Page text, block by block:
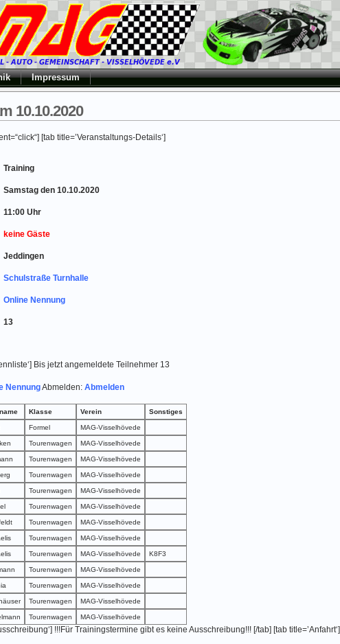
Impressum
10.10.2020
[tab title=’Veranstaltungs-Details‘]
Training
Samstag den 10.10.2020
11:00 Uhr
keine Gäste
Jeddingen
Schulstraße Turnhalle
Online Nennung
13
Bis jetzt angemeldete Teilnehmer 13
NennungAbmelden: Abmelden
Klasse Verein Sonstiges
Formel MAG-Visselhövede
Tourenwagen MAG-Visselhövede
Tourenwagen MAG-Visselhövede
Tourenwagen MAG-Visselhövede
Tourenwagen MAG-Visselhövede
Tourenwagen MAG-Visselhövede
Tourenwagen MAG-Visselhövede
Tourenwagen MAG-Visselhövede
Tourenwagen MAG-Visselhövede K8F3
Tourenwagen MAG-Visselhövede
Tourenwagen MAG-Visselhövede
Tourenwagen MAG-Visselhövede
Tourenwagen MAG-Visselhövede
!!!Für Trainingstermine gibt es keine Ausschreibung!!! [/tab] [tab title=’Anfahrt‘]